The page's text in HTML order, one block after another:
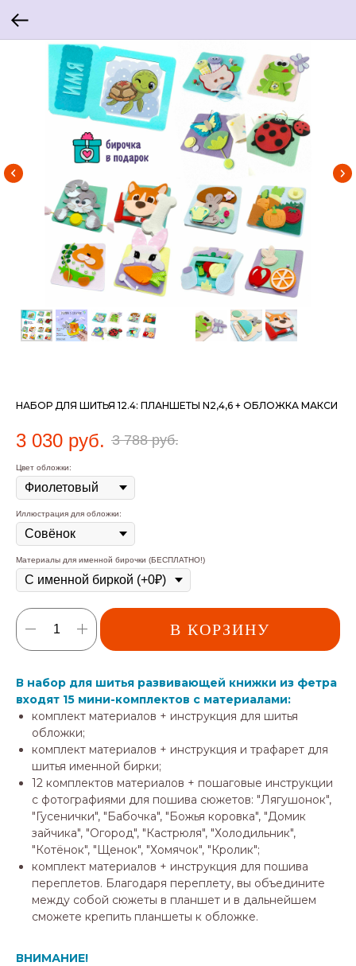
НАБОР ДЛЯ ШИТЬЯ 12.4: ПЛАНШЕТЫ N2,4,6 + ОБЛОЖКА МАКСИ
3 030 руб. 3 788 руб.
Цвет обложки:
Иллюстрация для обложки:
Материалы для именной бирочки (БЕСПЛАТНО!)
В КОРЗИНУ
В набор для шитья развивающей книжки из фетра
входят 15 мини-комплектов с материалами:
комплект материалов + инструкция для шитья
обложки;
комплект материалов + инструкция и трафарет для
шитья именной бирки;
12 комплектов материалов + пошаговые инструкции
с фотографиями для пошива сюжетов: "Лягушонок",
"Гусенички", "Бабочка", "Божья коровка", "Домик
зайчика", "Огород", "Кастрюля", "Холодильник",
"Котёнок", "Щенок", "Хомячок", "Кролик";
комплект материалов + инструкция для пошива
переплетов. Благодаря переплету, вы объедините
между собой сюжеты в планшет и в дальнейшем
сможете крепить планшеты к обложке.
ВНИМАНИЕ!